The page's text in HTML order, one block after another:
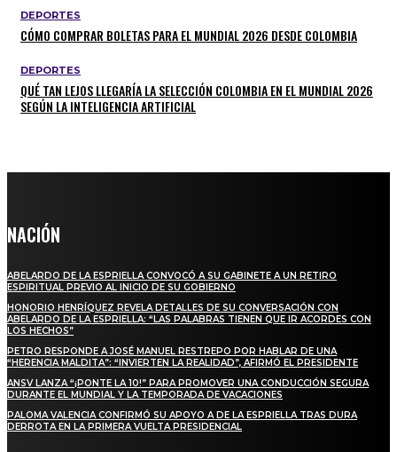
DEPORTES
CÓMO COMPRAR BOLETAS PARA EL MUNDIAL 2026 DESDE COLOMBIA
DEPORTES
QUÉ TAN LEJOS LLEGARÍA LA SELECCIÓN COLOMBIA EN EL MUNDIAL 2026
SEGÚN LA INTELIGENCIA ARTIFICIAL
NACIÓN
ABELARDO DE LA ESPRIELLA CONVOCÓ A SU GABINETE A UN RETIRO
ESPIRITUAL PREVIO AL INICIO DE SU GOBIERNO
HONORIO HENRÍQUEZ REVELA DETALLES DE SU CONVERSACIÓN CON
ABELARDO DE LA ESPRIELLA: “LAS PALABRAS TIENEN QUE IR ACORDES CON
LOS HECHOS”
PETRO RESPONDE A JOSÉ MANUEL RESTREPO POR HABLAR DE UNA
“HERENCIA MALDITA”: “INVIERTEN LA REALIDAD”, AFIRMÓ EL PRESIDENTE
ANSV LANZA “¡PONTE LA 10!” PARA PROMOVER UNA CONDUCCIÓN SEGURA
DURANTE EL MUNDIAL Y LA TEMPORADA DE VACACIONES
PALOMA VALENCIA CONFIRMÓ SU APOYO A DE LA ESPRIELLA TRAS DURA
DERROTA EN LA PRIMERA VUELTA PRESIDENCIAL